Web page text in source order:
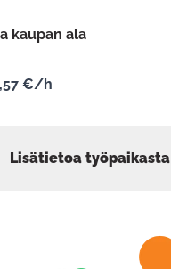
kaupan ala
€/h
Lisätietoa työpaikasta